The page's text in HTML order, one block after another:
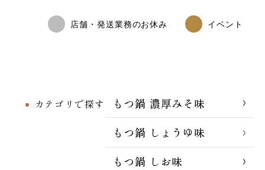
カテゴリで探す
もつ鍋 濃厚みそ味
もつ鍋 しょうゆ味
もつ鍋 しお味
店舗・発送業務のお休み イベント